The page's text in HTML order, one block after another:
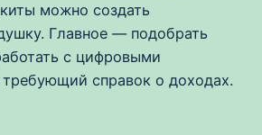
можно создать
Главное — подобрать
с цифровыми
справок о доходах.